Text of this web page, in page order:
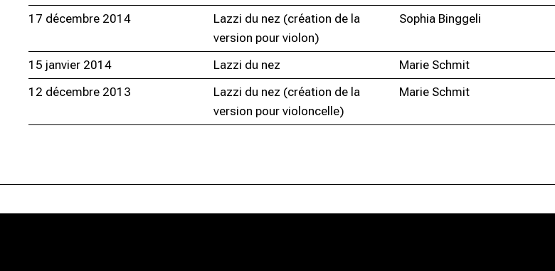
17 décembre 2014
Lazzi du nez (création de la
version pour violon)
Sophia Binggeli
15 janvier 2014 Lazzi du nez Marie Schmit
12 décembre 2013
Lazzi du nez (création de la
version pour violoncelle)
Marie Schmit